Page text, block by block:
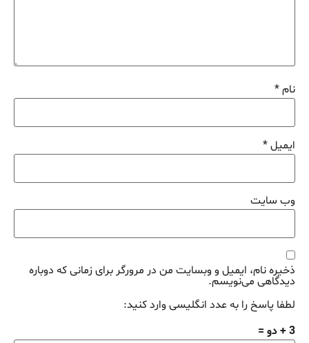
نام*
ایمیل*
وب‌ سایت
ذخیره نام، ایمیل و وبسایت من در مرورگر برای زمانی که دوباره
دیدگاهی می‌نویسم.
لطفا پاسخ را به عدد انگلیسی وارد کنید:
3 + دو =